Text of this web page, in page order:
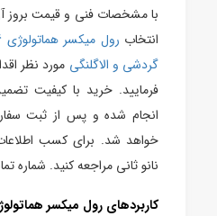
با مشخصات فنی و قیمت بروز
انتخاب
گردشی و الاگلنگی مورد نظر
فرمایید. خرید با کیفیت
انجام شده و پس از ثبت
خواهد شد. برای کسب
نانو ثانی مراجعه کنید. شماره
کاربردهای رول میکسر